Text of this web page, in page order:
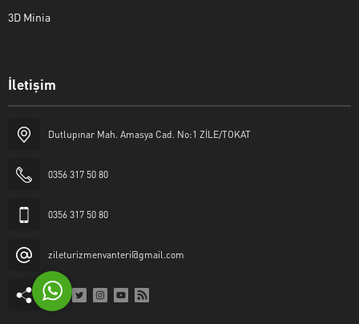
3D Minia
İletişim
Dutlupınar Mah. Amasya Cad. No:1 ZİLE/TOKAT
0356 317 50 80
0356 317 50 80
zileturizmenvanteri@gmail.com